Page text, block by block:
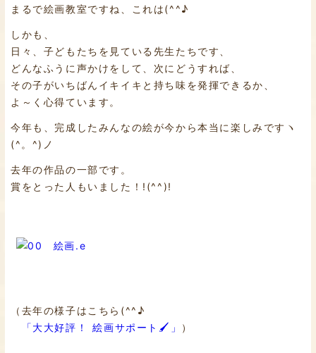
まるで絵画教室ですね、これは(^^♪
しかも、
日々、子どもたちを見ている先生たちです、
どんなふうに声かけをして、次にどうすれば、
その子がいちばんイキイキと持ち味を発揮できるか、
よ～く心得ています。
今年も、完成したみんなの絵が今から本当に楽しみですヽ
(^。^)ノ
去年の作品の一部です。
賞をとった人もいました！!(^^)!
（去年の様子はこちら(^^♪
「大大好評！ 絵画サポート🖌」
）